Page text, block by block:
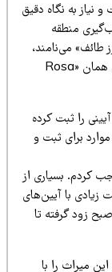
به نگاه دقیق
منطقه
می‌نامند،
اما خودشان هم در منابع علمی می‌دانند که این گل همان «Rosa
ثبت کرده
ثبت و
بسیاری از
با آیین‌های
گرفته تا
را با